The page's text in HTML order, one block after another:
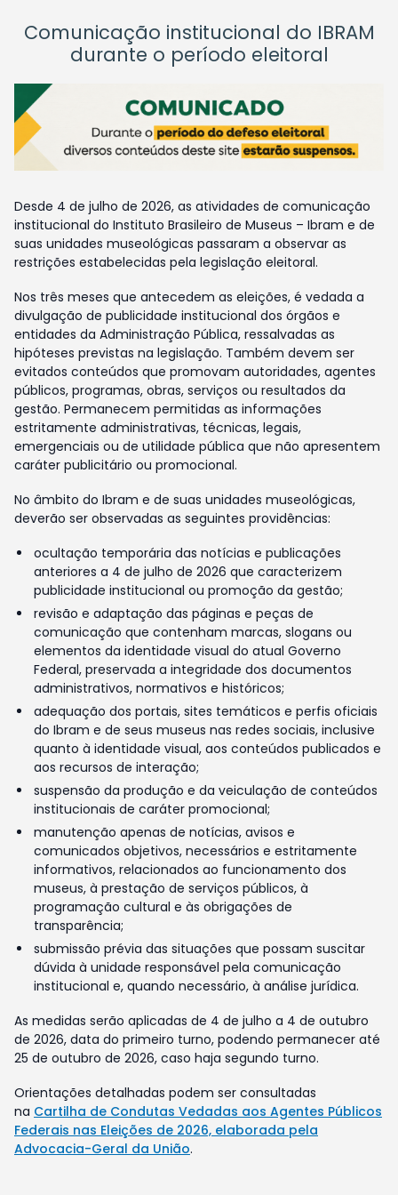
Comunicação institucional do IBRAM
durante o período eleitoral
Desde 4 de julho de 2026, as atividades de comunicação
institucional do Instituto Brasileiro de Museus – Ibram e de
suas unidades museológicas passaram a observar as
restrições estabelecidas pela legislação eleitoral.
Nos três meses que antecedem as eleições, é vedada a
divulgação de publicidade institucional dos órgãos e
entidades da Administração Pública, ressalvadas as
hipóteses previstas na legislação. Também devem ser
evitados conteúdos que promovam autoridades, agentes
públicos, programas, obras, serviços ou resultados da
gestão. Permanecem permitidas as informações
estritamente administrativas, técnicas, legais,
emergenciais ou de utilidade pública que não apresentem
caráter publicitário ou promocional.
No âmbito do Ibram e de suas unidades museológicas,
deverão ser observadas as seguintes providências:
ocultação temporária das notícias e publicações
anteriores a 4 de julho de 2026 que caracterizem
publicidade institucional ou promoção da gestão;
revisão e adaptação das páginas e peças de
comunicação que contenham marcas, slogans ou
elementos da identidade visual do atual Governo
Federal, preservada a integridade dos documentos
administrativos, normativos e históricos;
adequação dos portais, sites temáticos e perfis oficiais
do Ibram e de seus museus nas redes sociais, inclusive
quanto à identidade visual, aos conteúdos publicados e
aos recursos de interação;
suspensão da produção e da veiculação de conteúdos
institucionais de caráter promocional;
manutenção apenas de notícias, avisos e
comunicados objetivos, necessários e estritamente
informativos, relacionados ao funcionamento dos
museus, à prestação de serviços públicos, à
programação cultural e às obrigações de
transparência;
submissão prévia das situações que possam suscitar
dúvida à unidade responsável pela comunicação
institucional e, quando necessário, à análise jurídica.
As medidas serão aplicadas de 4 de julho a 4 de outubro
de 2026, data do primeiro turno, podendo permanecer até
25 de outubro de 2026, caso haja segundo turno.
Orientações detalhadas podem ser consultadas
na Cartilha de Condutas Vedadas aos Agentes Públicos
Federais nas Eleições de 2026, elaborada pela
Advocacia-Geral da União.